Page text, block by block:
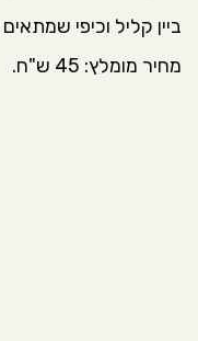
ביין קליל וכיפי
מחיר מומלץ: 45 ש"ח.